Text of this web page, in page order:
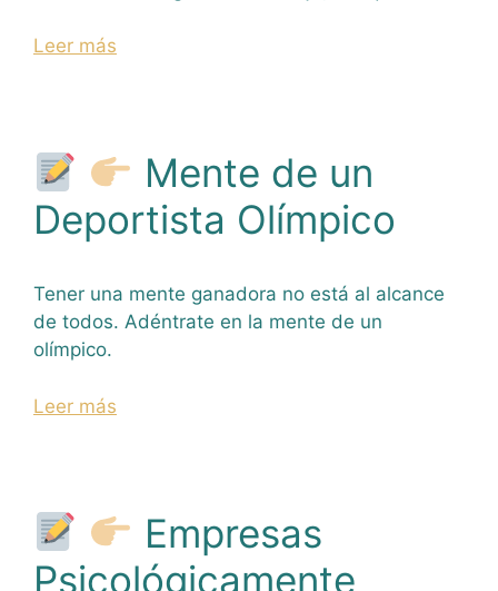
Leer más
Mente de un
Deportista Olímpico
Tener una mente ganadora no está al alcance
de todos. Adéntrate en la mente de un
olímpico.
Leer más
Empresas
Psicológicamente